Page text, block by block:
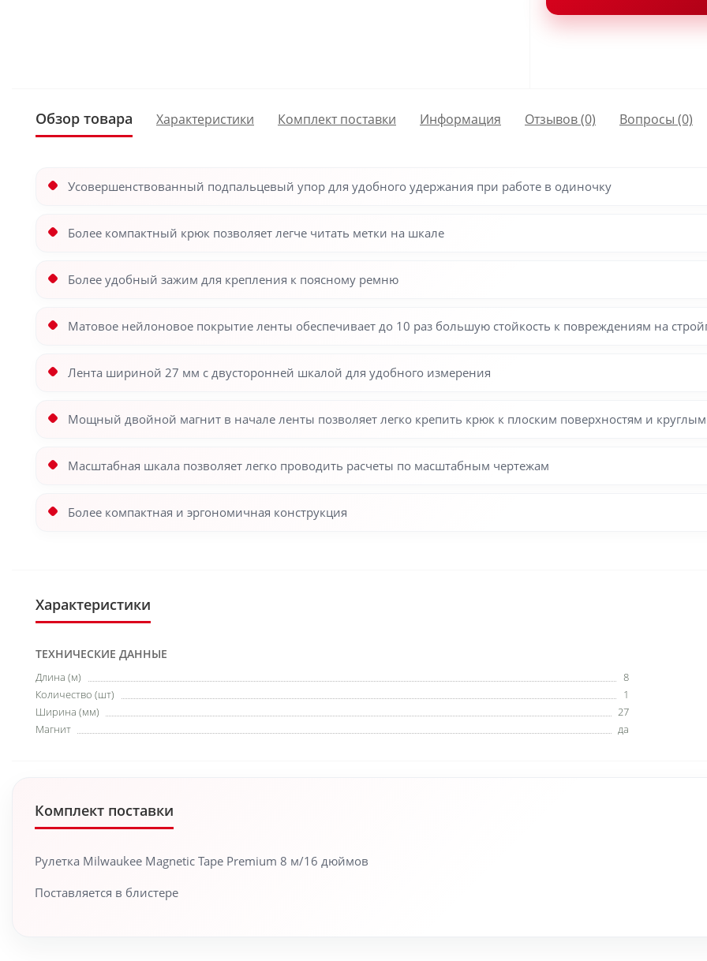
Обзор товара Характеристики Комплект поставки Информация Отзывов (0) Вопросы (0)
Усовершенствованный подпальцевый упор для удобного удержания при работе в одиночку
Более компактный крюк позволяет легче читать метки на шкале
Более удобный зажим для крепления к поясному ремню
Матовое нейлоновое покрытие ленты обеспечивает до 10 раз большую стойкость к повреждениям на
Лента шириной 27 мм с двусторонней шкалой для удобного измерения
Мощный двойной магнит в начале ленты позволяет легко крепить крюк к плоским поверхностям и
Масштабная шкала позволяет легко проводить расчеты по масштабным чертежам
Более компактная и эргономичная конструкция
Характеристики
ТЕХНИЧЕСКИЕ ДАННЫЕ
Длина (м)
8
Количество (шт)
1
Ширина (мм)
27
Магнит
да
Комплект поставки
Рулетка Milwaukee Magnetic Tape Premium 8 м/16 дюймов
Поставляется в блистере